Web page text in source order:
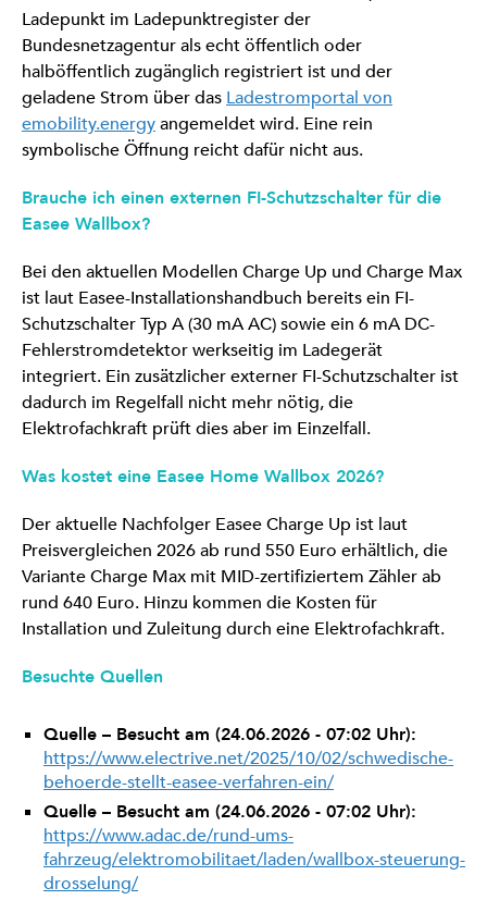
Ladepunkt im Ladepunktregister der
Bundesnetzagentur als echt öffentlich oder
halböffentlich zugänglich registriert ist und der
geladene Strom über das Ladestromportal von
emobility.energyangemeldet wird. Eine rein
symbolische Öffnung reicht dafür nicht aus.
Brauche ich einen externen FI-Schutzschalter für die
Easee Wallbox?
Bei den aktuellen Modellen Charge Up und Charge Max
ist laut Easee-Installationshandbuch bereits ein FI-
Schutzschalter Typ A (30 mA AC) sowie ein 6 mA DC-
Fehlerstromdetektor werkseitig im Ladegerät
integriert. Ein zusätzlicher externer FI-Schutzschalter ist
dadurch im Regelfall nicht mehr nötig, die
Elektrofachkraft prüft dies aber im Einzelfall.
Was kostet eine Easee Home Wallbox 2026?
Der aktuelle Nachfolger Easee Charge Up ist laut
Preisvergleichen 2026 ab rund 550 Euro erhältlich, die
Variante Charge Max mit MID-zertifiziertem Zähler ab
rund 640 Euro. Hinzu kommen die Kosten für
Installation und Zuleitung durch eine Elektrofachkraft.
Besuchte Quellen
Quelle – Besucht am (24.06.2026 - 07:02 Uhr):
https://www.electrive.net/2025/10/02/schwedische-
behoerde-stellt-easee-verfahren-ein/
Quelle – Besucht am (24.06.2026 - 07:02 Uhr):
https://www.adac.de/rund-ums-
fahrzeug/elektromobilitaet/laden/wallbox-steuerung-
drosselung/